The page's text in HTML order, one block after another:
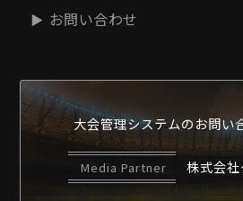
お問い合わせ
大会管理システムのお問い
Media Partner 株式会